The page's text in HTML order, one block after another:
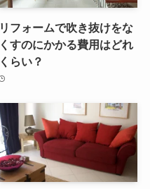
リフォームで吹き抜けをな
くすのにかかる費用はどれ
くらい？